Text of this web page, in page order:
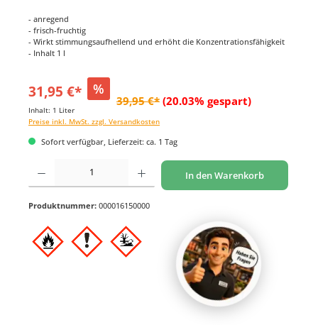
- anregend
- frisch-fruchtig
- Wirkt stimmungsaufhellend und erhöht die Konzentrationsfähigkeit
- Inhalt 1 l
31,95 €* %
39,95 €* (20.03% gespart)
Inhalt: 1 Liter
Preise inkl. MwSt. zzgl. Versandkosten
Sofort verfügbar, Lieferzeit: ca. 1 Tag
Produkt Anzahl: Gib den gewünschten Wert ein oder benutze die Schaltflächen um
In den Warenkorb
Produktnummer: 000016150000